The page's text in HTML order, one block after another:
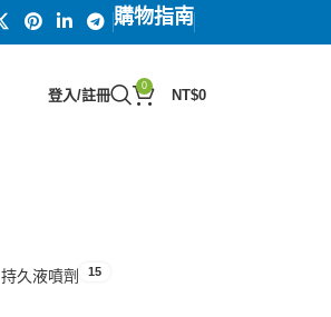
購物指南
登入/註冊
0
NT$0
持久液噴劑 15